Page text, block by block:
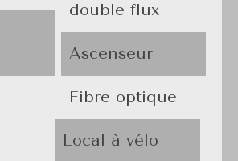
double flux
Ascenseur
Fibre optique
Local à vélo